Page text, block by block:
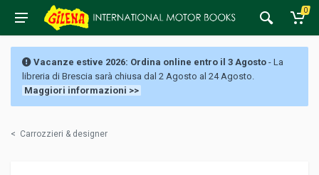
0
Vacanze estive 2026: Ordina online entro il 3 Agosto - La
libreria di Brescia sarà chiusa dal 2 Agosto al 24 Agosto.
Maggiori informazioni >>
< Carrozzieri & designer